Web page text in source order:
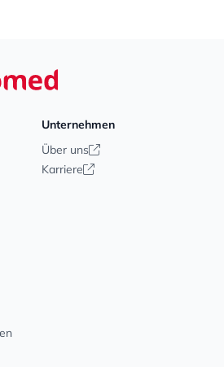
Unternehmen
Über uns
Karriere